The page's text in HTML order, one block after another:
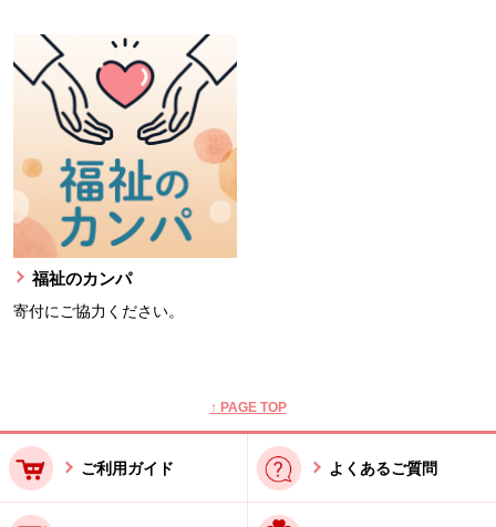
福祉のカンパ
寄付にご協力ください。
↑ PAGE TOP
ご利用ガイド よくあるご質問